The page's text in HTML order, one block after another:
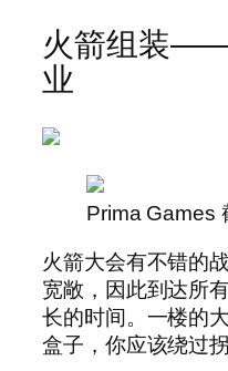
火箭组装
业
Prima Games
火箭大会有不错的
宽敞，因此到达所
长的时间。一楼的
盒子，你应该绕过